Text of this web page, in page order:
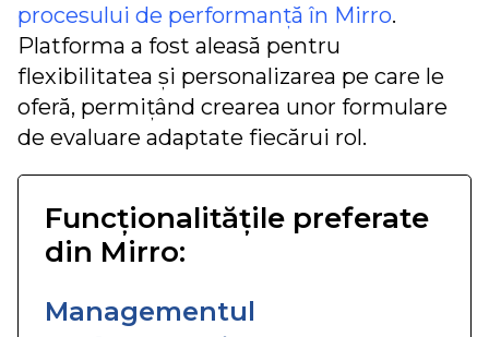
procesului de performanță în Mirro.
Platforma a fost aleasă pentru
flexibilitatea și personalizarea pe care le
oferă, permițând crearea unor formulare
de evaluare adaptate fiecărui rol.
Funcționalitățile preferate
din Mirro:
Managementul